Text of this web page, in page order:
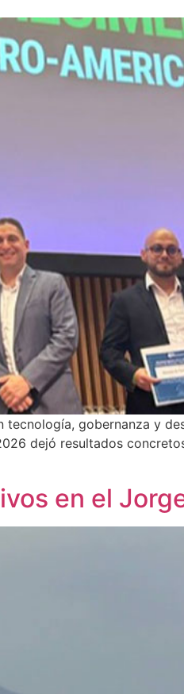
tecnología, gobernanza y
dejó resultados
en el